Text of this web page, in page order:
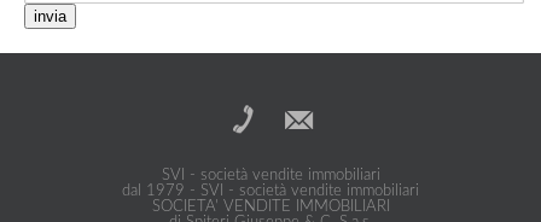
invia
SVI - società vendite immobiliari
dal 1979 - SVI - società vendite immobiliari
SOCIETA' VENDITE IMMOBILIARI